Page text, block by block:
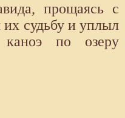
прощаясь с
их судьбу и уплыл
по озеру